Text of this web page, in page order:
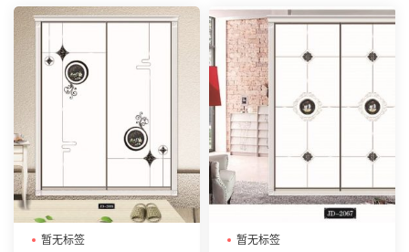
暂无标签 暂无标签